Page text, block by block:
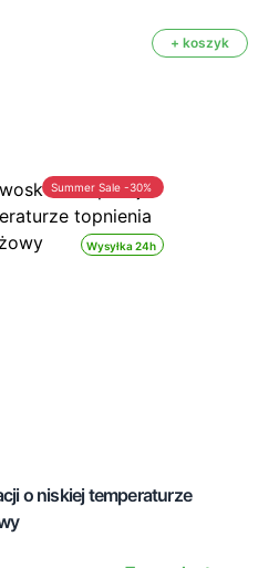
+ koszyk
Wysyłka 24h
Summer Sale -30%
o niskiej temperaturze